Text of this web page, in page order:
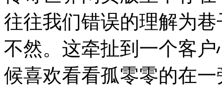
往往我们错误的理解为
不然。这牵扯到一个客
候喜欢看看孤零零的在